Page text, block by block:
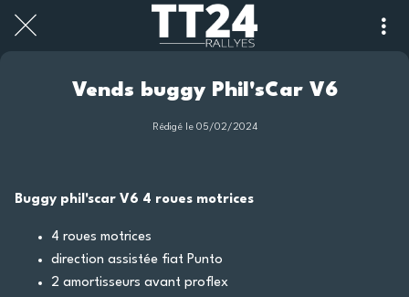
Vends buggy Phil'sCar V6
Rédigé le 05/02/2024
Buggy phil'scar V6 4 roues motrices
4 roues motrices
direction assistée fiat Punto
2 amortisseurs avant proflex